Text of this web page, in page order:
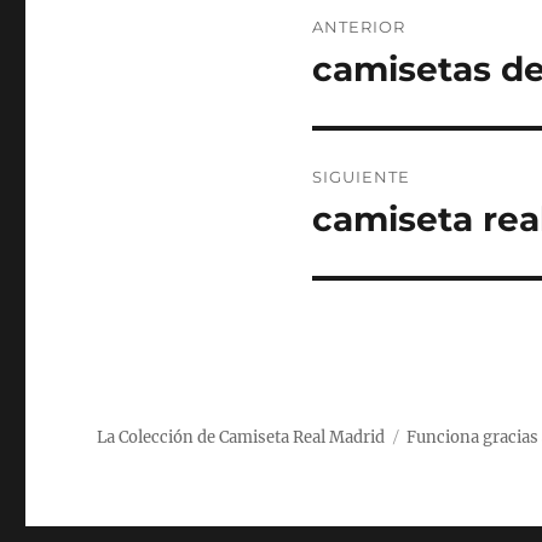
de
ANTERIOR
Entrada
camisetas
SIGUIENTE
Entrada
camiseta
La Colección de Camiseta Real Madrid Funciona gracias